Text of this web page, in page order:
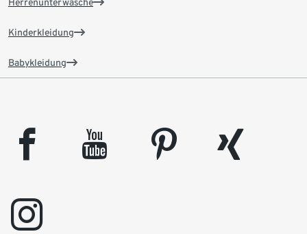
Kinderkleidung
Babykleidung
facebook youtube pinterest
xing
instagram